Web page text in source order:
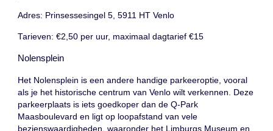
Adres: Prinsessesingel 5, 5911 HT Venlo
Tarieven: €2,50 per uur, maximaal dagtarief €15
Nolensplein
Het Nolensplein is een andere handige parkeeroptie, vooral
als je het historische centrum van Venlo wilt verkennen. Deze
parkeerplaats is iets goedkoper dan de Q-Park
Maasboulevard en ligt op loopafstand van vele
bezienswaardigheden, waaronder het Limburgs Museum en